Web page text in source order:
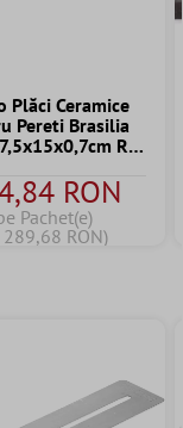
von 5 Sternen
Plăci Ceramice
Pereti Brasilia
Roz
RON
Pachet(e)
289,68 RON)